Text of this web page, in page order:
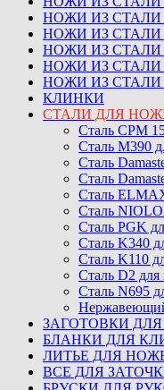
НОЖИ ИЗ СТАЛИ
НОЖИ ИЗ СТАЛИ
НОЖИ ИЗ СТАЛИ
НОЖИ ИЗ СТАЛИ
НОЖИ ИЗ СТАЛИ
КЛИНКИ
СТАЛИ ДЛЯ
Сталь CPM
Сталь M390
Сталь
Сталь
Сталь
Сталь
Сталь PGK
Сталь K340
Сталь K110
Сталь D2
Сталь N695
ЗАГОТОВКИ
БЛАНКИ ДЛЯ
ЛИТЬЕ ДЛЯ
ВСЕ ДЛЯ